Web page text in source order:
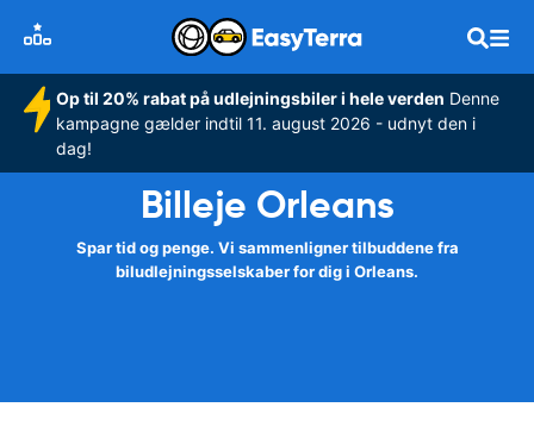
Op til 20% rabat på udlejningsbiler i hele verden Denne
kampagne gælder indtil 11. august 2026 - udnyt den i
dag!
Billeje Orleans
Spar tid og penge. Vi sammenligner tilbuddene fra
biludlejningsselskaber for dig i Orleans.